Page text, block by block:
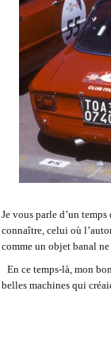
Je vous parle d’un
connaître, celui où
comme un objet banal ne
En ce temps-là, mon
belles machines qui